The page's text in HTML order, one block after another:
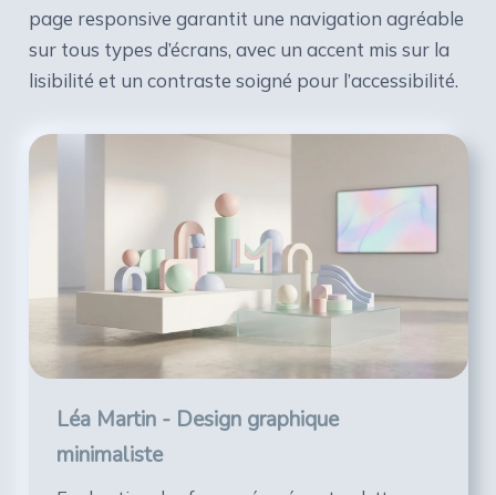
page responsive garantit une navigation agréable
sur tous types d’écrans, avec un accent mis sur la
lisibilité et un contraste soigné pour l’accessibilité.
Léa Martin - Design graphique
minimaliste